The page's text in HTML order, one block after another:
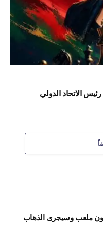
الاتحاد الدولي
ملعب وسيجرى الذهاب